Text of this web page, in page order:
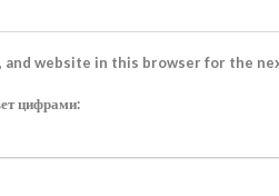
and website in this browser for the
цифрами: